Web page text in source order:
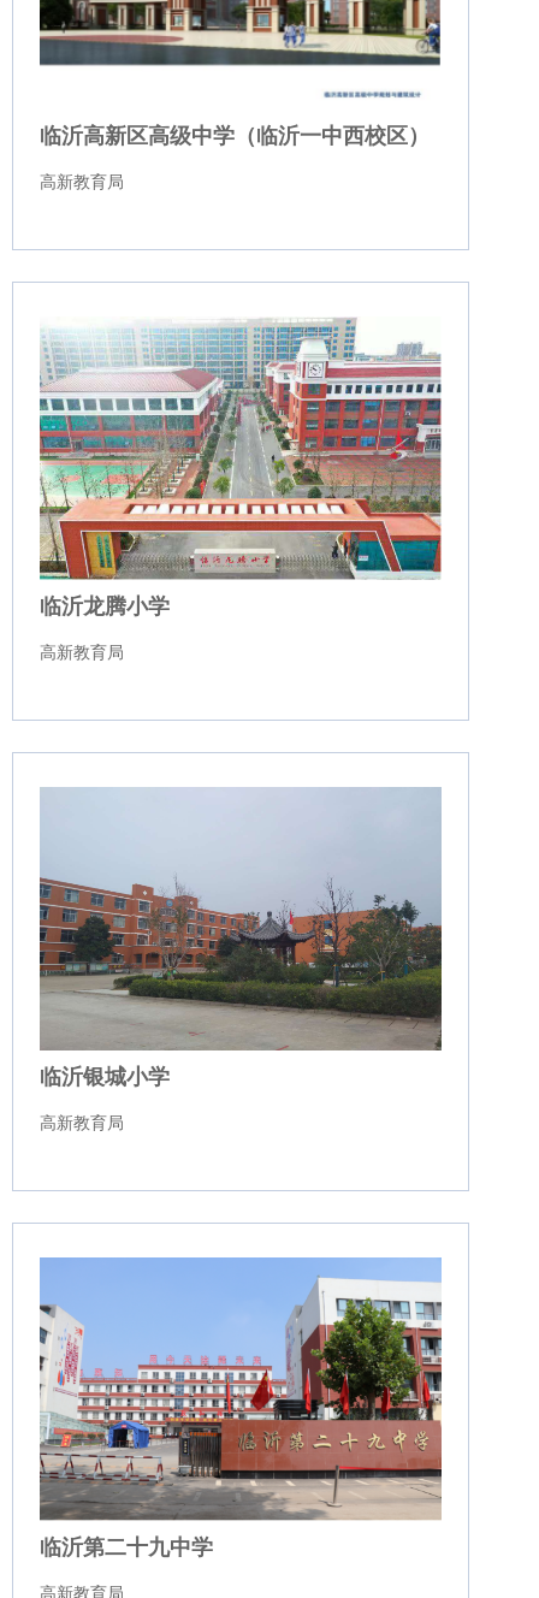
临沂高新区高级中学（临沂一中西校区）
高新教育局
临沂龙腾小学
高新教育局
临沂银城小学
高新教育局
临沂第二十九中学
高新教育局